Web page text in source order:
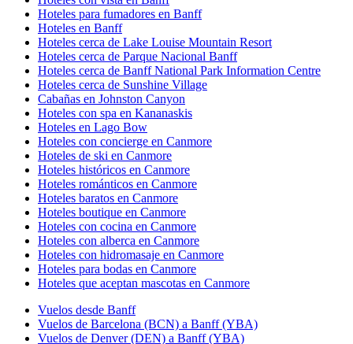
Hoteles para fumadores en Banff
Hoteles en Banff
Hoteles cerca de Lake Louise Mountain Resort
Hoteles cerca de Parque Nacional Banff
Hoteles cerca de Banff National Park Information Centre
Hoteles cerca de Sunshine Village
Cabañas en Johnston Canyon
Hoteles con spa en Kananaskis
Hoteles en Lago Bow
Hoteles con concierge en Canmore
Hoteles de ski en Canmore
Hoteles históricos en Canmore
Hoteles románticos en Canmore
Hoteles baratos en Canmore
Hoteles boutique en Canmore
Hoteles con cocina en Canmore
Hoteles con alberca en Canmore
Hoteles con hidromasaje en Canmore
Hoteles para bodas en Canmore
Hoteles que aceptan mascotas en Canmore
Vuelos desde Banff
Vuelos de Barcelona (BCN) a Banff (YBA)
Vuelos de Denver (DEN) a Banff (YBA)